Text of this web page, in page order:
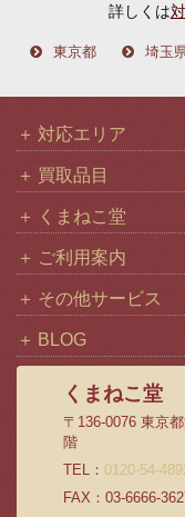
詳しくは
東京都 埼玉
対応エリア
買取品目
くまねこ堂
ご利用案内
その他サービス
BLOG
くまねこ堂
〒136-0076 東京
階
TEL： 0120-54-
FAX：03-6666-